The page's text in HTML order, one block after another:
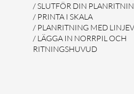
/ SLUTFÖR DIN
/ PRINTA I SKALA
/ PLANRITNING MED
/ LÄGGA IN NORRPIL OCH
RITNINGSHUVUD